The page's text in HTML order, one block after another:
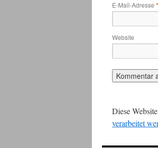
E-Mail-Adresse *
Website
Diese
verarbeitet